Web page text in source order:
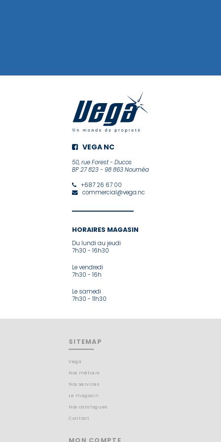
VEGA NC
50, rue Forest - Ducos
BP 27 823 - 98 863 Nouméa
+687 26 67 00
commercial@vega.nc
HORAIRES MAGASIN
Du lundi au jeudi
7h30 - 16h30
Le vendredi
7h30 - 16h
Le samedi
7h30 - 11h30
SITEMAP
Vega
Nos métiers
Nos services
Le magasin
Nos catalogues
Contact
MON COMPTE